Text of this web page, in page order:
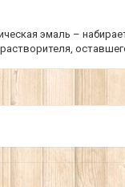
эмаль –